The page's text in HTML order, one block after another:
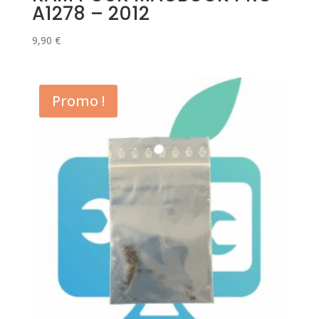
A1278 – 2012
9,90 €
Promo !